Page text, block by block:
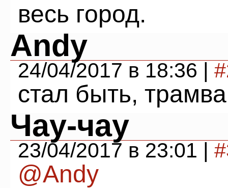
весь город.
Andy
24/04/2017 в 18:36 |
стал быть,
Чау-чау
23/04/2017 в 23:01 |
@Andy